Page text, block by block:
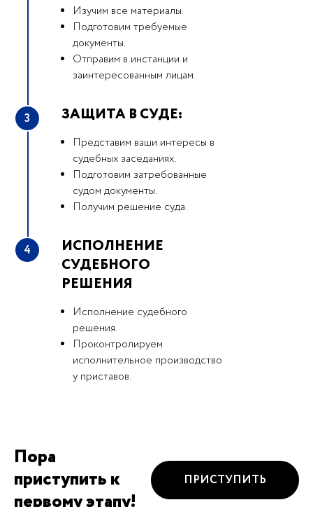
Изучим все материалы.
Подготовим требуемые
документы.
Отправим в инстанции и
заинтересованным лицам.
3 ЗАЩИТА В СУДЕ:
Представим ваши интересы в
судебных заседаниях.
Подготовим затребованные
судом документы.
Получим решение суда.
4
ИСПОЛНЕНИЕ
СУДЕБНОГО
РЕШЕНИЯ
Исполнение судебного
решения.
Проконтролируем
исполнительное производство
у приставов.
Пора
приступить к
ПРИСТУПИТЬ